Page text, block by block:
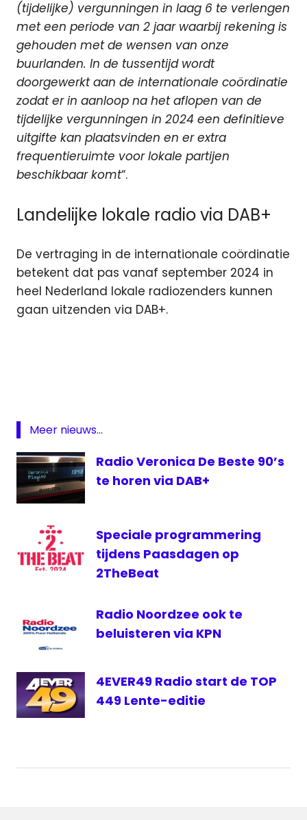
(tijdelijke) vergunningen in laag 6 te verlengen
met een periode van 2 jaar waarbij rekening is
gehouden met de wensen van onze
buurlanden. In de tussentijd wordt
doorgewerkt aan de internationale coördinatie
zodat er in aanloop na het aflopen van de
tijdelijke vergunningen in 2024 een definitieve
uitgifte kan plaatsvinden en er extra
frequentieruimte voor lokale partijen
beschikbaar komt“.
Landelijke lokale radio via DAB+
De vertraging in de internationale coördinatie
betekent dat pas vanaf september 2024 in
heel Nederland lokale radiozenders kunnen
gaan uitzenden via DAB+.
omroep
lokale
radio
Meer nieuws...
Radio Veronica De Beste 90’s
te horen via DAB+
Speciale programmering
tijdens Paasdagen op
2TheBeat
Radio Noordzee ook te
beluisteren via KPN
4EVER49 Radio start de TOP
449 Lente-editie